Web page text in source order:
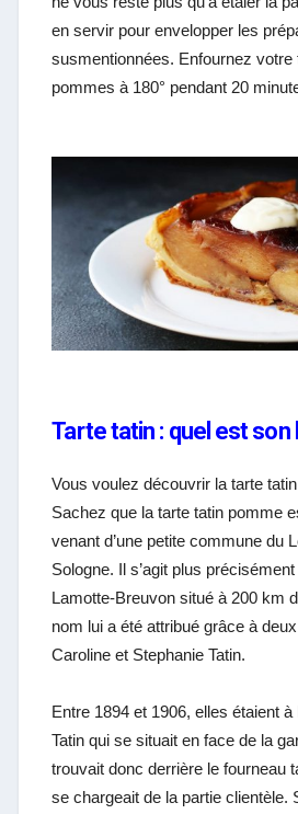
en servir pour envelopper les
susmentionnées. Enfournez votre
pommes à 180° pendant 20
Tarte tatin : quel est son
Vous voulez découvrir la tarte
Sachez que la tarte tatin pomme
venant d’une petite commune du
Sologne. Il s’agit plus
Lamotte-Breuvon situé à 200 km
nom lui a été attribué grâce à
Caroline et Stephanie Tatin.
Entre 1894 et 1906, elles étaient à
Tatin qui se situait en face de la
trouvait donc derrière le fourneau
se chargeait de la partie clientèle.